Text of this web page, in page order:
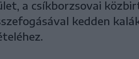
a csíkborzsovai
kedden